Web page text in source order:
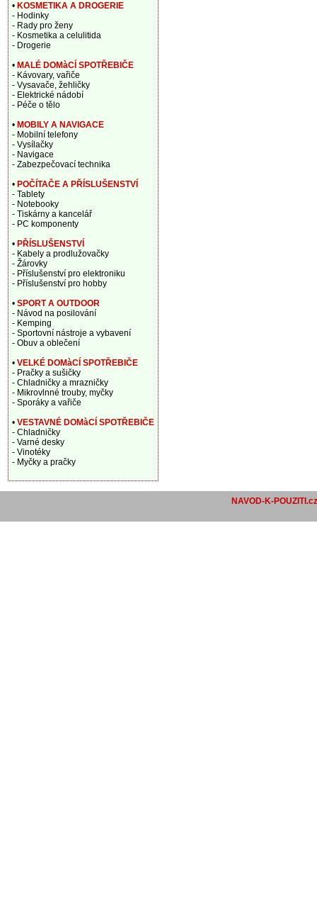
• KOSMETIKA A DROGERIE
- Hodinky
- Rady pro ženy
- Kosmetika a celulitida
- Drogerie
• MALÉ DOMàCÍ SPOTŘEBIČE
- Kávovary, vařiče
- Vysavače, žehličky
- Elektrické nádobí
- Péče o tělo
• MOBILY A NAVIGACE
- Mobilní telefony
- Vysílačky
- Navigace
- Zabezpečovací technika
• POČÍTAČE A PŘÍSLUŠENSTVÍ
- Tablety
- Notebooky
- Tiskárny a kancelář
- PC komponenty
• PŘÍSLUŠENSTVÍ
- Kabely a prodlužovačky
- Žárovky
- Příslušenství pro elektroniku
- Příslušenství pro hobby
• SPORT A OUTDOOR
- Návod na posilování
- Kemping
- Sportovní nástroje a vybavení
- Obuv a oblečení
• VELKÉ DOMàCÍ SPOTŘEBIČE
- Pračky a sušičky
- Chladničky a mrazničky
- Mikrovlnné trouby, myčky
- Sporáky a vařiče
• VESTAVNÉ DOMàCÍ SPOTŘEBIČE
- Chladničky
- Varné desky
- Vinotéky
- Myčky a pračky
NAVOD-K-POUZITI.cz